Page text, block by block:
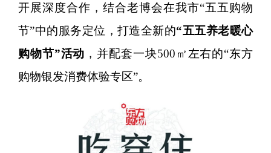
开展深度合作，结合老博会在我市“五五购物
节”中的服务定位，打造全新的“五五养老暖心
购物节”活动 ，并配套一块500㎡左右的“东方
购物银发消费体验专区”。